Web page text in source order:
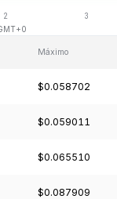
Máximo
$0.058702
$0.059011
$0.065510
$0.087909